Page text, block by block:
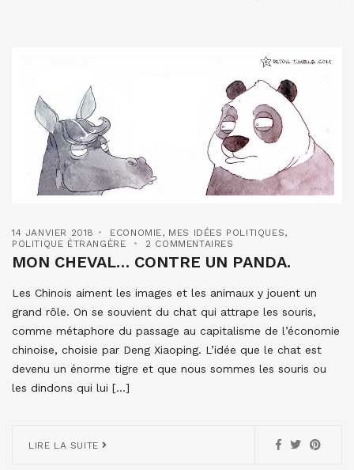
14 JANVIER 2018 ECONOMIE, MES IDÉES POLITIQUES,
POLITIQUE ÉTRANGÈRE
2 COMMENTAIRES
MON CHEVAL… CONTRE UN PANDA.
Les Chinois aiment les images et les animaux y jouent un
grand rôle. On se souvient du chat qui attrape les souris,
comme métaphore du passage au capitalisme de l’économie
chinoise, choisie par Deng Xiaoping. L’idée que le chat est
devenu un énorme tigre et que nous sommes les souris ou
les dindons qui lui […]
LIRE LA SUITE